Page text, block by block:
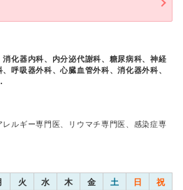
化器内科、内分泌代謝科、糖尿病科、神経
呼吸器外科、心臓血管外科、消化器外科、
ルギー専門医、リウマチ専門医、感染症専
火 水 木 金 土 日 祝